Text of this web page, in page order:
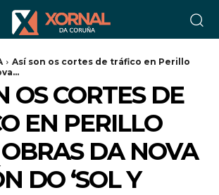
Así son os cortes de tráfico en Perillo
OS CORTES DE
EN PERILLO
DA NOVA
DO ‘SOL Y